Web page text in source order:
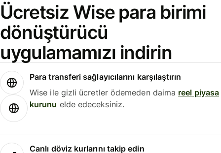
Ücretsiz Wise para birimi
dönüştürücü
uygulamamızı indirin
Para transferi sağlayıcılarını karşılaştırın
Wise ile gizli ücretler ödemeden daima reel piyasa
kurunu elde edeceksiniz.
Canlı döviz kurlarını takip edin